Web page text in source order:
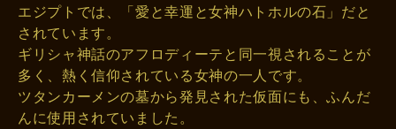
エジプトでは、「愛と幸運と女神ハトホルの石」だと
されています。
ギリシャ神話のアフロディーテと同一視されることが
多く、熱く信仰されている女神の一人です。
ツタンカーメンの墓から発見された仮面にも、ふんだ
んに使用されていました。